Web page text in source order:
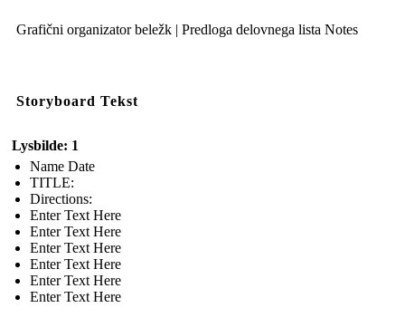
Grafični organizator beležk | Predloga delovnega lista Notes
Storyboard Tekst
Lysbilde: 1
Name Date
TITLE :
Directions:
Enter Text Here
Enter Text Here
Enter Text Here
Enter Text Here
Enter Text Here
Enter Text Here